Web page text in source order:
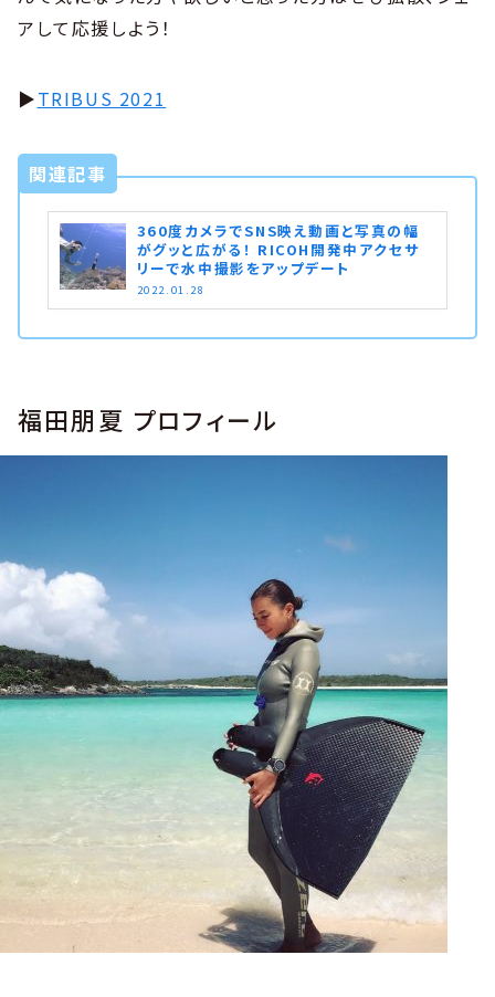
アして応援しよう！
▶︎TRIBUS 2021
関連記事
360度カメラでSNS映え動画と写真の幅
がグッと広がる！ RICOH開発中アクセサ
リーで水中撮影をアップデート
2022.01.28
福田朋夏 プロフィール